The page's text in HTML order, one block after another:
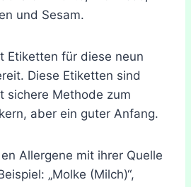
und Sesam.
Etiketten für diese neun
Diese Etiketten sind
sichere Methode zum
aber ein guter Anfang.
Allergene mit ihrer Quelle
„Molke (Milch)“,